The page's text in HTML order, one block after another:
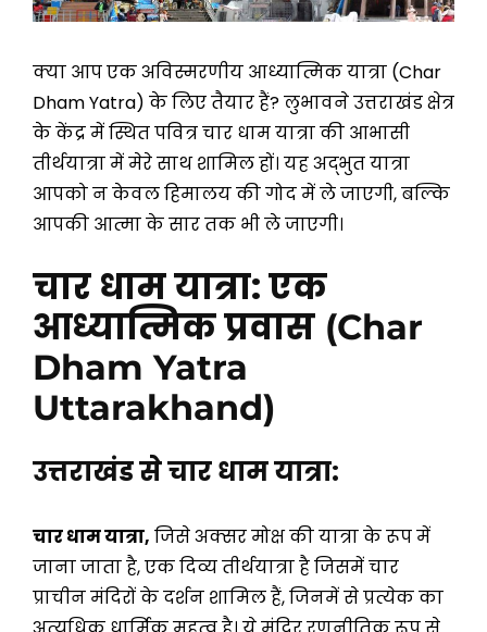
क्या आप एक अविस्मरणीय आध्यात्मिक यात्रा (Char
Dham Yatra) के लिए तैयार हैं? लुभावने उत्तराखंड क्षेत्र
के केंद्र में स्थित पवित्र चार धाम यात्रा की आभासी
तीर्थयात्रा में मेरे साथ शामिल हों। यह अद्भुत यात्रा
आपको न केवल हिमालय की गोद में ले जाएगी, बल्कि
आपकी आत्मा के सार तक भी ले जाएगी।
चार धाम यात्रा: एक
आध्यात्मिक प्रवास (Char
Dham Yatra
Uttarakhand)
उत्तराखंड से चार धाम यात्रा:
चार धाम यात्रा, जिसे अक्सर मोक्ष की यात्रा के रूप में
जाना जाता है, एक दिव्य तीर्थयात्रा है जिसमें चार
प्राचीन मंदिरों के दर्शन शामिल हैं, जिनमें से प्रत्येक का